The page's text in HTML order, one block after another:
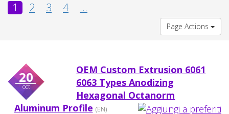
1 2 3 4 ...
Page Actions
20
oct
OEM Custom Extrusion 6061
6063 Types Anodizing
Hexagonal Octanorm
Aluminum Profile (EN)